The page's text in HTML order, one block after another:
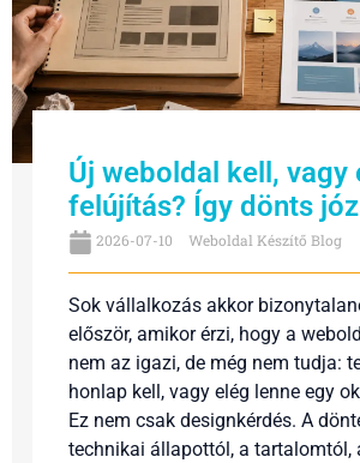
Új weboldal kell, vagy
felújítás? Így dönts
2026-07-10 Weboldal Készítő Blog
Sok vállalkozás akkor
először, amikor érzi, hogy a
nem az igazi, de még nem tudja:
honlap kell, vagy elég lenne egy
Ez nem csak designkérdés. A
technikai állapottól, a tartalomtól,